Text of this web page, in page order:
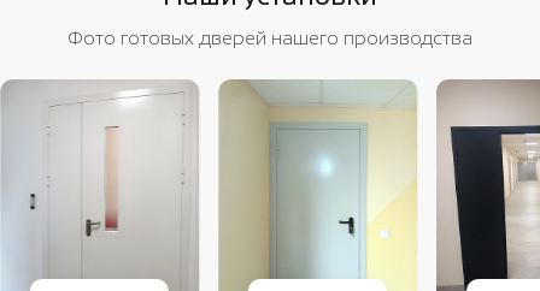
Фото готовых дверей нашего производства